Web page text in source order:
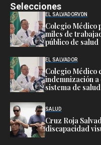
Selecciones
EL SALVADORVDN
Colegio Médico
miles de
público de salud
EL SALVADOR
Colegio Médico
indemnización
sistema de salud
SALUD
Cruz Roja
discapacidad